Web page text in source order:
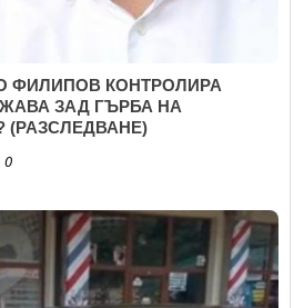
ФИЛИПОВ КОНТРОЛИРА
ЗАД ГЪРБА НА
(РАЗСЛЕДВАНЕ)
0